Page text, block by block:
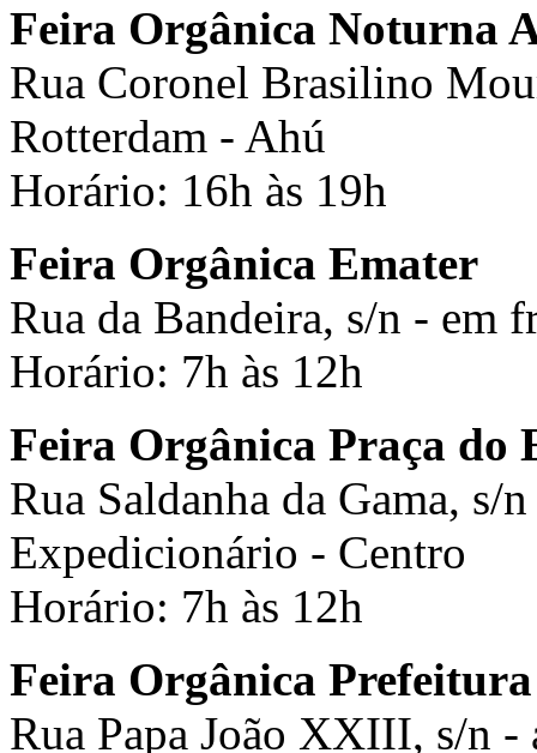
Feira Orgânica Noturna
Rua Coronel Brasilino
Rotterdam - Ahú
Horário: 16h às 19h
Feira Orgânica Emater
Rua da Bandeira, s/n - em
Horário: 7h às 12h
Feira Orgânica Praça do
Rua Saldanha da Gama, s/
Expedicionário - Centro
Horário: 7h às 12h
Feira Orgânica Prefeitura
Rua Papa João XXIII, s/n